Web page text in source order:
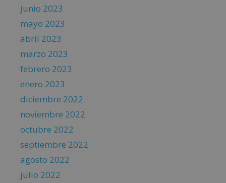
junio 2023
mayo 2023
abril 2023
marzo 2023
febrero 2023
enero 2023
diciembre 2022
noviembre 2022
octubre 2022
septiembre 2022
agosto 2022
julio 2022